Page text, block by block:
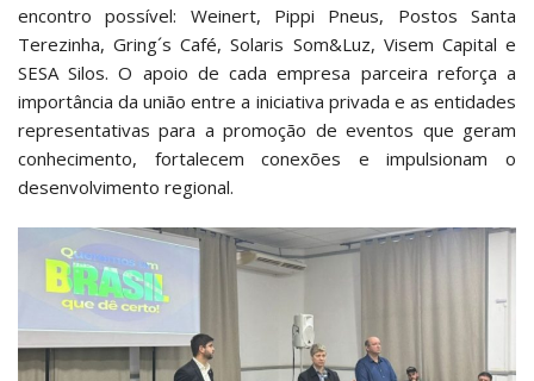
encontro possível: Weinert, Pippi Pneus, Postos Santa
Terezinha, Gring´s Café, Solaris Som&Luz, Visem Capital e
SESA Silos. O apoio de cada empresa parceira reforça a
importância da união entre a iniciativa privada e as entidades
representativas para a promoção de eventos que geram
conhecimento, fortalecem conexões e impulsionam o
desenvolvimento regional.